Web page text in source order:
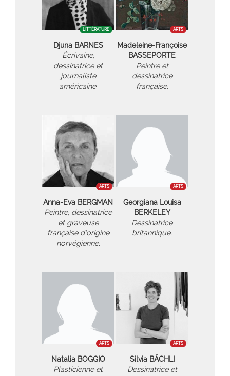
LITTÉRATURE
Djuna BARNES
Écrivaine,
dessinatrice et
journaliste
américaine.
ARTS
Madeleine-Françoise
BASSEPORTE
Peintre et
dessinatrice
française.
ARTS
Anna-Eva BERGMAN
Peintre, dessinatrice
et graveuse
française d’origine
norvégienne.
ARTS
Georgiana Louisa
BERKELEY
Dessinatrice
britannique.
ARTS
Natalia BOGGIO
Plasticienne et
ARTS
Silvia BÄCHLI
Dessinatrice et